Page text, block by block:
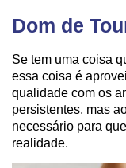
Dom de
Se tem uma coisa
essa coisa é
qualidade com os
persistentes, mas
necessário para
realidade.